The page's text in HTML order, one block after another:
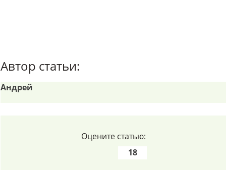
Автор статьи:
Андрей
Оцените статью:
18